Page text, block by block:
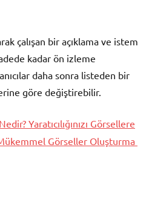
çalışan bir açıklama ve istem
kadar ön izleme
daha sonra listeden bir
göre değiştirebilir.
Yaratıcılığınızı Görsellere
Görseller Oluşturma